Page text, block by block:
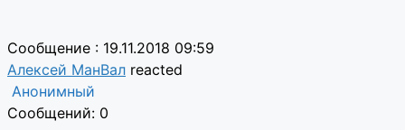
Сообщение : 19.11.2018 09:59
Алексей МанВал reacted
Анонимный
Сообщений: 0